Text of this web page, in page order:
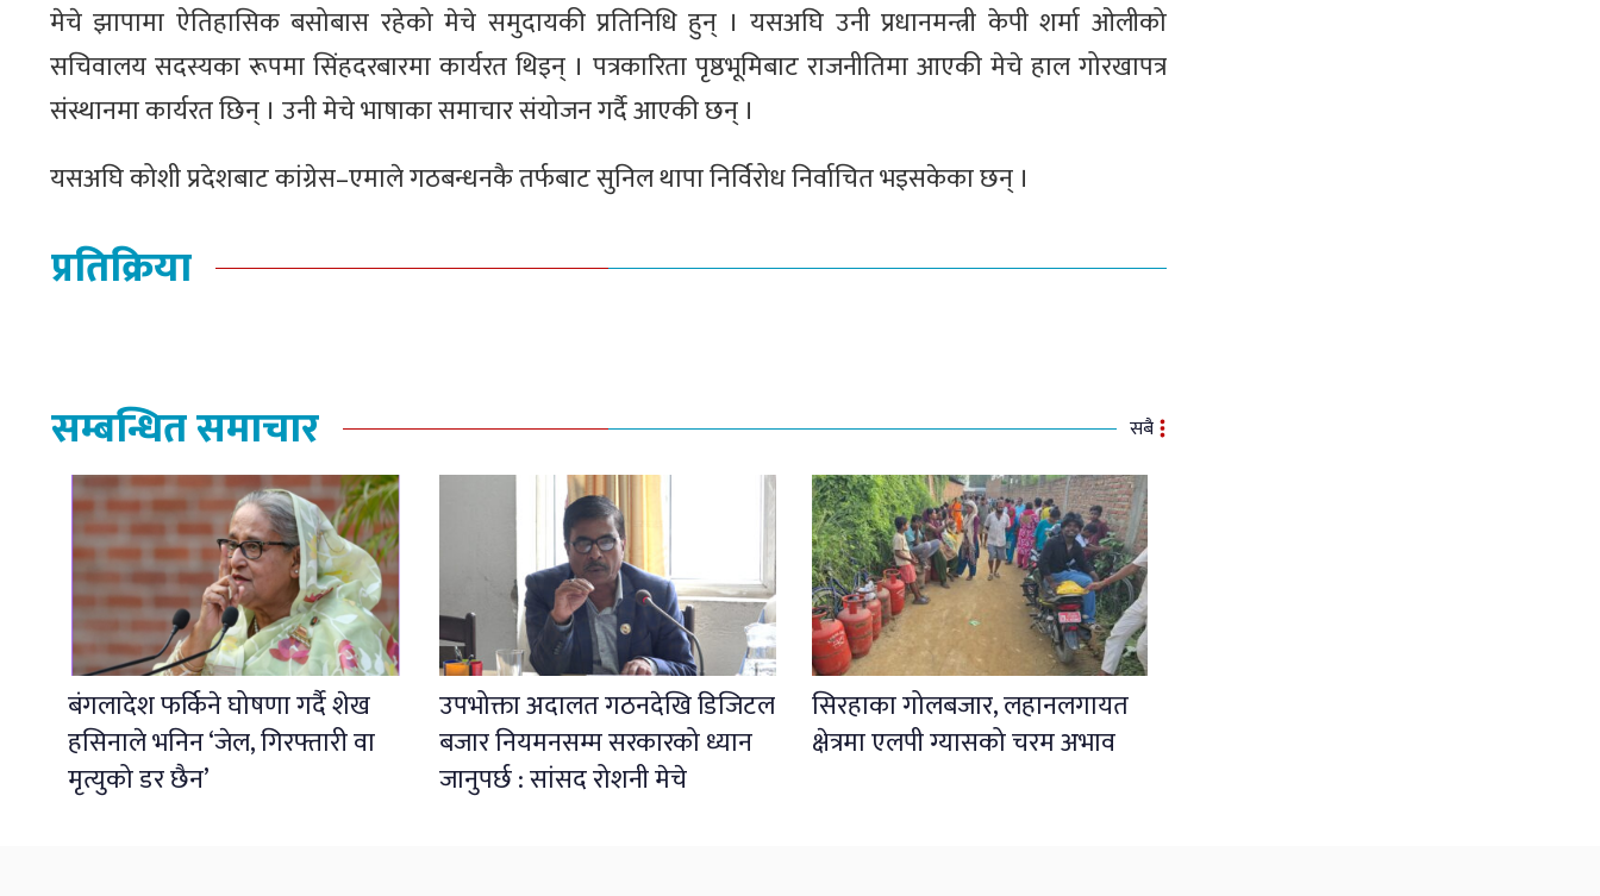
मेचे झापामा ऐतिहासिक बसोबास रहेको मेचे समुदायकी प्रतिनिधि हुन् । यसअघि उनी प्रधानमन्त्री केपी शर्मा ओलीको
सचिवालय सदस्यका रूपमा सिंहदरबारमा कार्यरत थिइन् । पत्रकारिता पृष्ठभूमिबाट राजनीतिमा आएकी मेचे हाल गोरखापत्र
संस्थानमा कार्यरत छिन् । उनी मेचे भाषाका समाचार संयोजन गर्दै आएकी छन् ।
यसअघि कोशी प्रदेशबाट कांग्रेस–एमाले गठबन्धनकै तर्फबाट सुनिल थापा निर्विरोध निर्वाचित भइसकेका छन् ।
प्रतिक्रिया
सम्बन्धित समाचार सबै
बंगलादेश फर्किने घोषणा गर्दै शेख
हसिनाले भनिन ‘जेल, गिरफ्तारी वा
मृत्युको डर छैन’
उपभोक्ता अदालत गठनदेखि डिजिटल
बजार नियमनसम्म सरकारको ध्यान
जानुपर्छ : सांसद रोशनी मेचे
सिरहाका गोलबजार, लहानलगायत
क्षेत्रमा एलपी ग्यासको चरम अभाव